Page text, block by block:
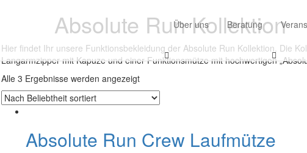
Über uns Beratung
Absolute Run Kollektion
Hier findet Ihr unsere Funktionsbekleidung der Absolute Run Kollektion. Die
Langarmzipper mit Kapuze und einer Funktionsmütze mit hochwertigen
Alle 3 Ergebnisse werden angezeigtNach
Beliebtheit
sortiert
Absolute Run Crew Laufmütze